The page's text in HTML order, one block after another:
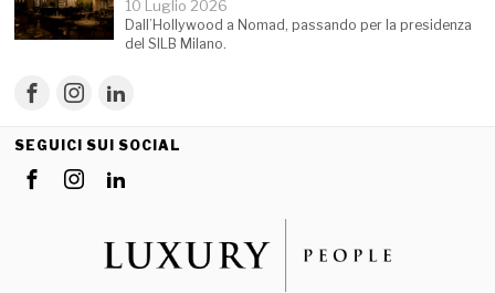
10 Luglio 2026
Dall’Hollywood a Nomad, passando per la presidenza
del SILB Milano.
SEGUICI SUI SOCIAL